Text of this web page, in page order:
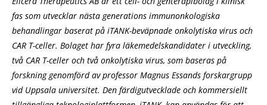
fas som utvecklar nästa generations immunonkologiska
behandlingar baserat på iTANK-beväpnade onkolytiska virus och
CAR T-celler. Bolaget har fyra läkemedelskandidater i utveckling,
två CAR T-celler och två onkolytiska virus, som baseras på
forskning genomförd av professor Magnus Essands forskargrupp
vid Uppsala universitet. Den färdigutvecklade och kommersiellt